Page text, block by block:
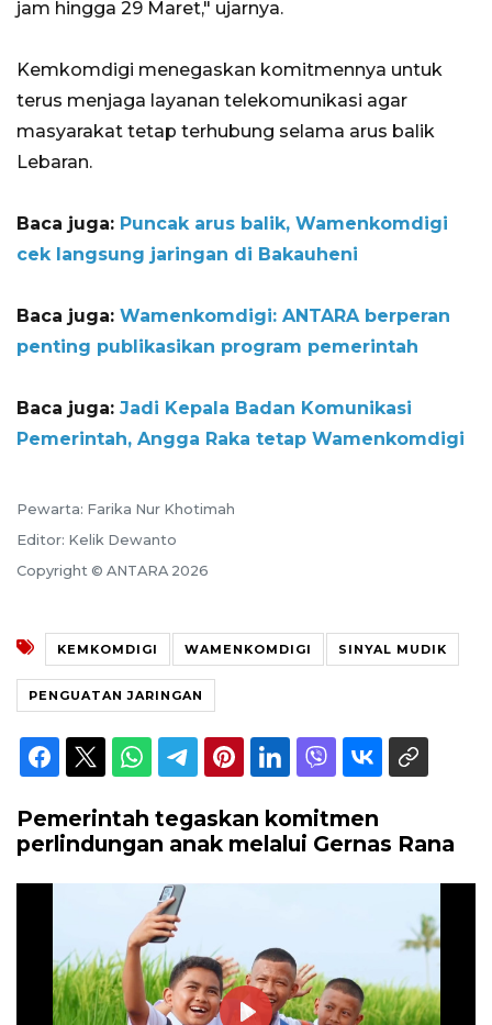
jam hingga 29 Maret," ujarnya.
Kemkomdigi menegaskan komitmennya untuk
terus menjaga layanan telekomunikasi agar
masyarakat tetap terhubung selama arus balik
Lebaran.
Baca juga: Puncak arus balik, Wamenkomdigi
cek langsung jaringan di Bakauheni
Baca juga: Wamenkomdigi: ANTARA berperan
penting publikasikan program pemerintah
Baca juga: Jadi Kepala Badan Komunikasi
Pemerintah, Angga Raka tetap Wamenkomdigi
Pewarta: Farika Nur Khotimah
Editor: Kelik Dewanto
Copyright © ANTARA 2026
KEMKOMDIGI WAMENKOMDIGI SINYAL MUDIK
PENGUATAN JARINGAN
Pemerintah tegaskan komitmen
perlindungan anak melalui Gernas Rana